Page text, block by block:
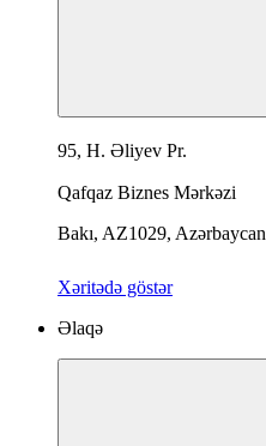
95, H. Əliyev Pr.
Qafqaz Biznes Mərkəzi
Bakı, AZ1029, Azərbaycan
Xəritədə göstər
Əlaqə